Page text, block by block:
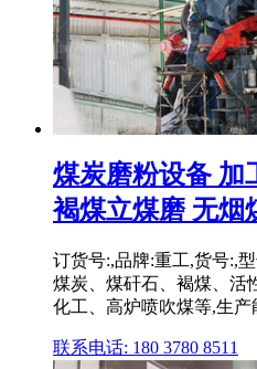
煤炭磨粉设备 加
褐煤立煤磨 无烟
订货号:,品牌:重工,货号:,
煤炭、煤矸石、褐煤、活
化工、高炉喷吹煤等,生产
联系电话: 180 3780 8511